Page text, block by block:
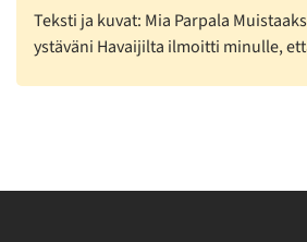
Teksti ja kuvat: Mia Parpala
ystäväni Havaijilta ilmoitti minulle,